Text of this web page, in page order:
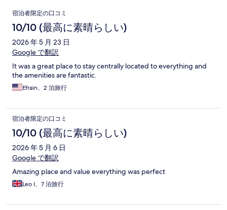
口
コ
ミ
宿泊者限定の口コミ
10/10 (最高に素晴らしい)
2026 年 5 月 23 日
Google で翻訳
It was a great place to stay centrally located to everything and
the amenities are fantastic.
Efrain、2 泊旅行
宿泊者限定の口コミ
10/10 (最高に素晴らしい)
2026 年 5 月 6 日
Google で翻訳
Amazing place and value everything was perfect
Leo I、7 泊旅行